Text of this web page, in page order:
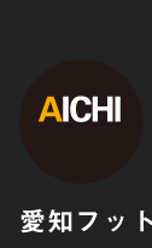
愛知フッ